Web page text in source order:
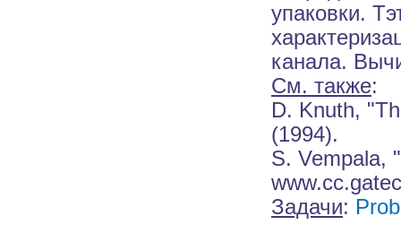
упаковки.
канала.
См. также:
D. Knuth,
(1994).
S. Vempala,
Задачи: